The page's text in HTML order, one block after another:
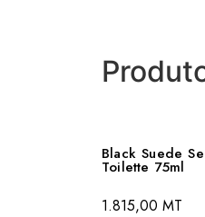
Black Suede
Toilette 75ml
1.815,00 MT